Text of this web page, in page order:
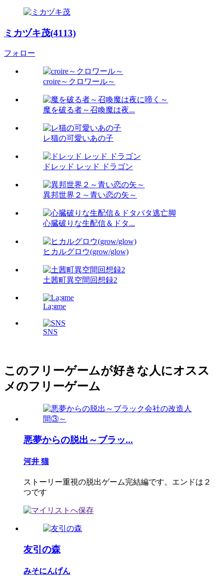
ミカヅキ茂(4113)
フォロー
croire～クロワール～
魔を破る者～召喚魔は夜...
レ猫の可愛いあの子
ドレッド レッド ドラゴン
異邦世界２～青い恋の矢～
心臓破りな生配信＆ドタ...
ヒカルグロウ(grow/glow)
土茜町異空間回想録2
La;яme
SNS
このフリーゲームが好きな人にオスス
メのフリーゲーム
悪夢からの脱出～ブラッ...
河井 猫
ストーリー重視の脱出ゲーム完結編です。エンドは２
つです
友引の森
みそにんげん